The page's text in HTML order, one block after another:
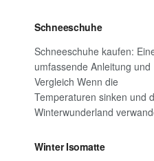
Schneeschuhe
Schneeschuhe kaufen:
umfassende Anleitung und
Vergleich Wenn die
Temperaturen sinken und
Winterwunderland
Winter Isomatte